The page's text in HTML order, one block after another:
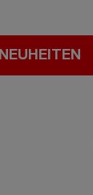
NEUHEITEN